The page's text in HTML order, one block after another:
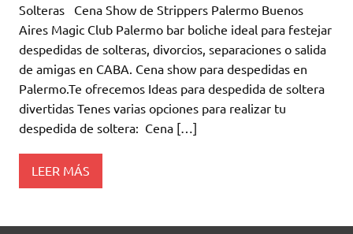
Solteras Cena Show de Strippers Palermo Buenos
Aires Magic Club Palermo bar boliche ideal para festejar
despedidas de solteras, divorcios, separaciones o salida
de amigas en CABA. Cena show para despedidas en
Palermo.Te ofrecemos Ideas para despedida de soltera
divertidas Tenes varias opciones para realizar tu
despedida de soltera: Cena […]
LEER MÁS